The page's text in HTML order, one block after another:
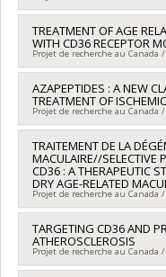
thématiques de
Sources de financement :
Programmes de
Québec - MITACS ,
Soutien à des projets
Accélération Québec -
Québec - MITACS
Chercheur principal :
Co-chercheurs :Sylvain
Masson
santé du Canada
Programmes de
concertée sur la santé
TREATMENT OF AGE
WITH CD36 RECEPTOR
Projet de recherche au Canada
Chercheur principal :
Co-chercheurs :Sylvain
Masson
Sources de financement :
sciences naturelles et
Programmes de
Recherche en équipe
l'appareillage (avec
AZAPEPTIDES : A NEW
TREATMENT OF
Projet de recherche au Canada
Chercheur principal :
Co-chercheurs :Sylvie
Sources de
santé du Canada
Programmes de
fonctionnement
programmatiques
TRAITEMENT DE LA
MACULAIRE//SELECTIVE
CD36 : A THERAPEUTIC
DRY AGE-RELATED
Projet de recherche au Canada
Chercheur principal :
Co-chercheurs :Sylvain
Sources de financement :
TARGETING CD36 AND
ATHEROSCLEROSIS
Projet de recherche au Canada